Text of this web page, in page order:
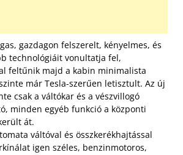
gazdagon felszerelt, kényelmes, és
technológiáit vonultatja fel,
feltűnik majd a kabin minimalista
már Tesla-szerűen letisztult. Az új
csak a váltókar és a vészvillogó
minden egyéb funkció a központi
át.
váltóval és összkerékhajtással
igen széles, benzinmotoros,